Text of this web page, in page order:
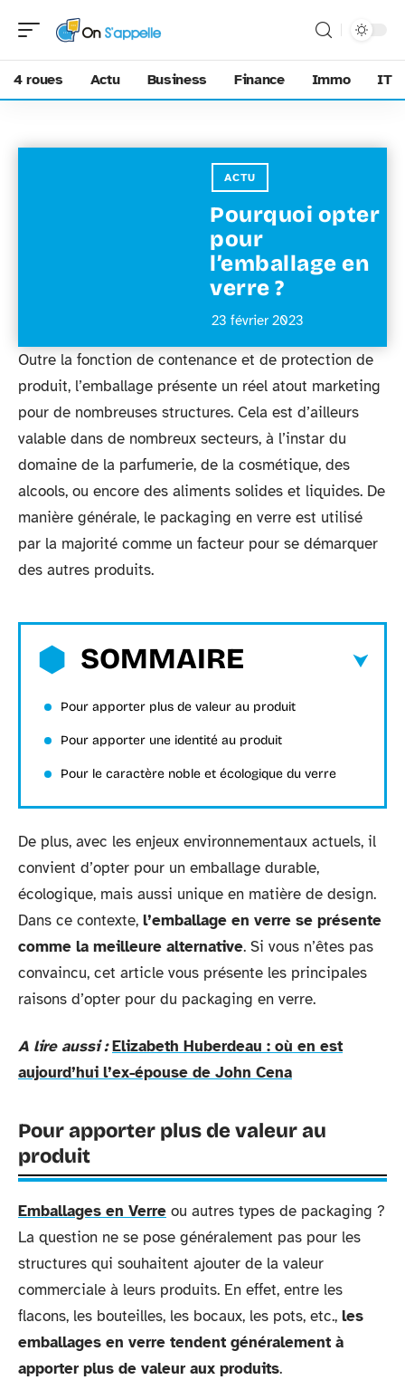
4 roues Actu Business Finance Immo IT
ACTU
Pourquoi opter
pour
l’emballage en
verre ?
23 février 2023
Outre la fonction de contenance et de protection de
produit, l’emballage présente un réel atout marketing
pour de nombreuses structures. Cela est d’ailleurs
valable dans de nombreux secteurs, à l’instar du
domaine de la parfumerie, de la cosmétique, des
alcools, ou encore des aliments solides et liquides. De
manière générale, le packaging en verre est utilisé
par la majorité comme un facteur pour se démarquer
des autres produits.
SOMMAIRE
Pour apporter plus de valeur au produit
Pour apporter une identité au produit
Pour le caractère noble et écologique du verre
De plus, avec les enjeux environnementaux actuels, il
convient d’opter pour un emballage durable,
écologique, mais aussi unique en matière de design.
Dans ce contexte, l’emballage en verre se présente
comme la meilleure alternative. Si vous n’êtes pas
convaincu, cet article vous présente les principales
raisons d’opter pour du packaging en verre.
A lire aussi : Elizabeth Huberdeau : où en est
aujourd’hui l’ex-épouse de John Cena
Pour apporter plus de valeur au
produit
Emballages en Verre ou autres types de packaging ?
La question ne se pose généralement pas pour les
structures qui souhaitent ajouter de la valeur
commerciale à leurs produits. En effet, entre les
flacons, les bouteilles, les bocaux, les pots, etc., les
emballages en verre tendent généralement à
apporter plus de valeur aux produits.